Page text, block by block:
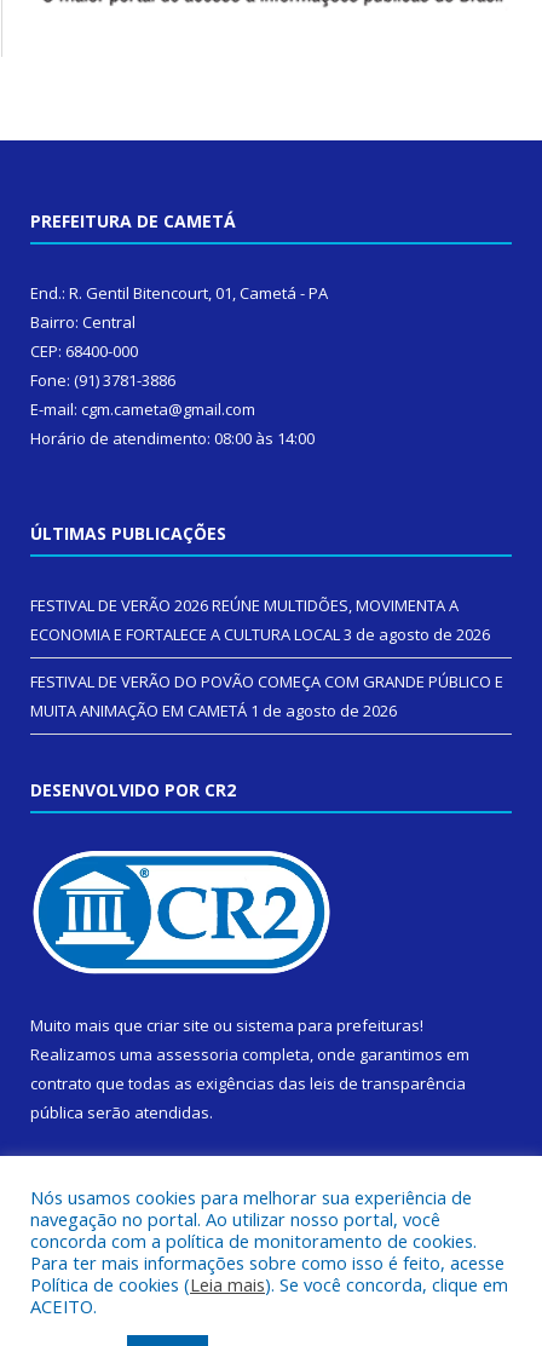
PREFEITURA DE CAMETÁ
End.: R. Gentil Bitencourt, 01, Cametá - PA
Bairro: Central
CEP: 68400-000
Fone: (91) 3781-3886
E-mail: cgm.cameta@gmail.com
Horário de atendimento: 08:00 às 14:00
ÚLTIMAS PUBLICAÇÕES
FESTIVAL DE VERÃO 2026 REÚNE MULTIDÕES, MOVIMENTA A
ECONOMIA E FORTALECE A CULTURA LOCAL3 de agosto de 2026
FESTIVAL DE VERÃO DO POVÃO COMEÇA COM GRANDE PÚBLICO E
MUITA ANIMAÇÃO EM CAMETÁ 1 de agosto de 2026
DESENVOLVIDO POR CR2
Muito mais que criar site ou sistema para prefeituras!
Realizamos uma assessoria completa, onde garantimos em
contrato que todas as exigências das leis de transparência
pública serão atendidas.
Todos os direitos reservados a Prefeitura Municipal de Cametá.
Nós usamos cookies para melhorar sua experiência de
navegação no portal. Ao utilizar nosso portal, você
concorda com a política de monitoramento de cookies.
Para ter mais informações sobre como isso é feito, acesse
Política de cookies (Leia mais). Se você concorda, clique em
ACEITO.